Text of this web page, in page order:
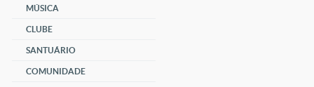
MÚSICA
CLUBE
SANTUÁRIO
COMUNIDADE